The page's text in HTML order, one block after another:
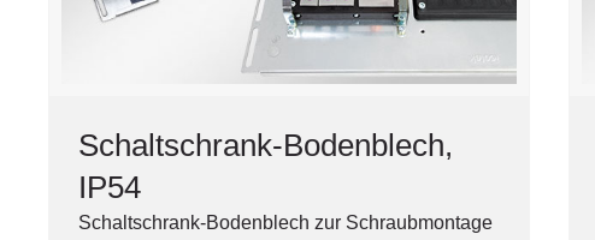
Schaltschrank-Bodenblech,
IP54
Schaltschrank-Bodenblech zur Schraubmontage